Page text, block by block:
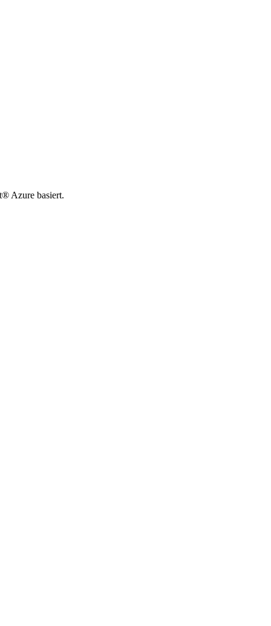
Azure basiert.